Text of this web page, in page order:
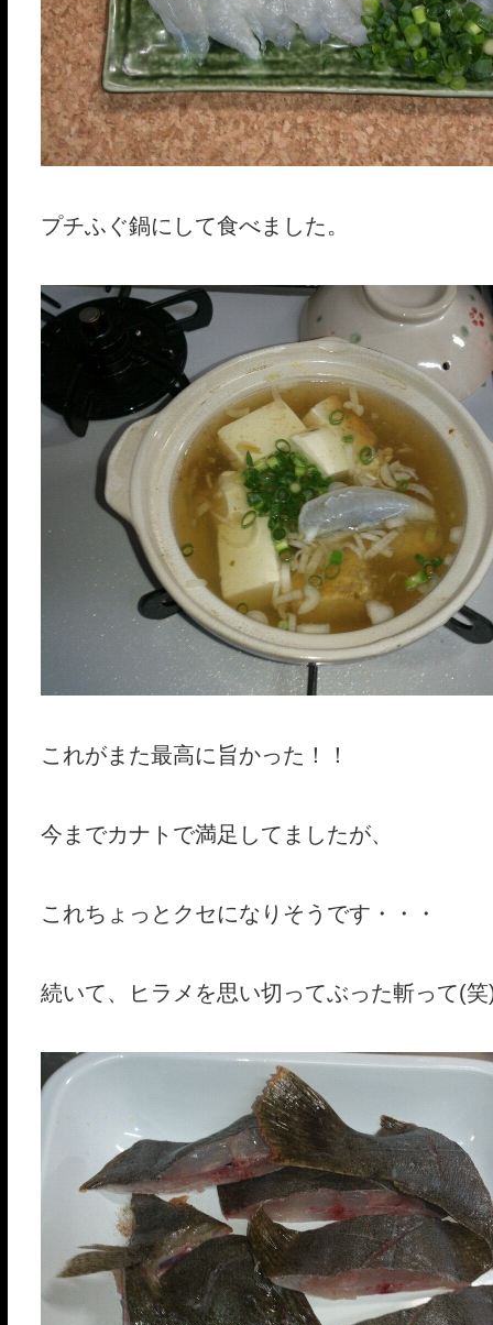
プチふぐ鍋にして食べました。
これがまた最高に旨かった！！
今までカナトで満足してましたが、
これちょっとクセになりそうです・・・
続いて、ヒラメを思い切ってぶった斬って(笑